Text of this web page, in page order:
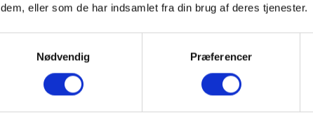
dem, eller som de har indsamlet fra din brug af deres tjenester.
Nødvendig
Præferencer